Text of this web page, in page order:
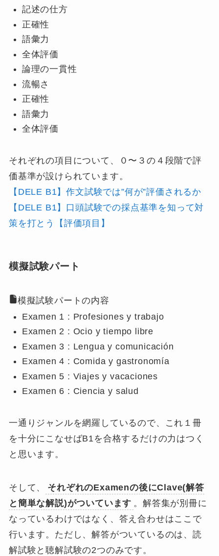
記述の仕方
正確性
語彙力
全体評価
論理の一貫性
流暢さ
正確性
語彙力
全体評価
それぞれの項目について、０〜３の４段階で評
価基準が設けられています。
【DELE B1】作文試験では”何が”評価されるか
【DELE B1】口頭試験での採点基準を知って対
策を打とう【評価項目】
模擬試験パート
模擬試験パートの内容
Examen 1 : Profesiones y trabajo
Examen 2 : Ocio y tiempo libre
Examen 3 : Lengua y comunicación
Examen 4 : Comida y gastronomía
Examen 5 : Viajes y vacaciones
Examen 6 : Ciencia y salud
一通りジャンルを網羅 しているので、これ１冊
を十分にこなせばB1を合格するだけの力はつく
と思います。
そして、
それぞれのExamenの後にClave(解答
と簡単な解説)がついています 。解答集が別冊に
なっているわけではなく、答え合わせはここで
行います。ただし、解答がついているのは、読
解試験と聴解試験の2つのみです。